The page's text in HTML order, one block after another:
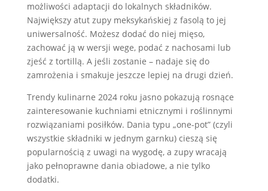
możliwości adaptacji do lokalnych składników.
Największy atut zupy meksykańskiej z fasolą to jej
uniwersalność. Możesz dodać do niej mięso,
zachować ją w wersji wege, podać z nachosami lub
zjeść z tortillą. A jeśli zostanie – nadaje się do
zamrożenia i smakuje jeszcze lepiej na drugi dzień.
Trendy kulinarne 2024 roku jasno pokazują rosnące
zainteresowanie kuchniami etnicznymi i roślinnymi
rozwiązaniami posiłków. Dania typu „one-pot” (czyli
wszystkie składniki w jednym garnku) cieszą się
popularnością z uwagi na wygodę, a zupy wracają
jako pełnoprawne dania obiadowe, a nie tylko
dodatki.